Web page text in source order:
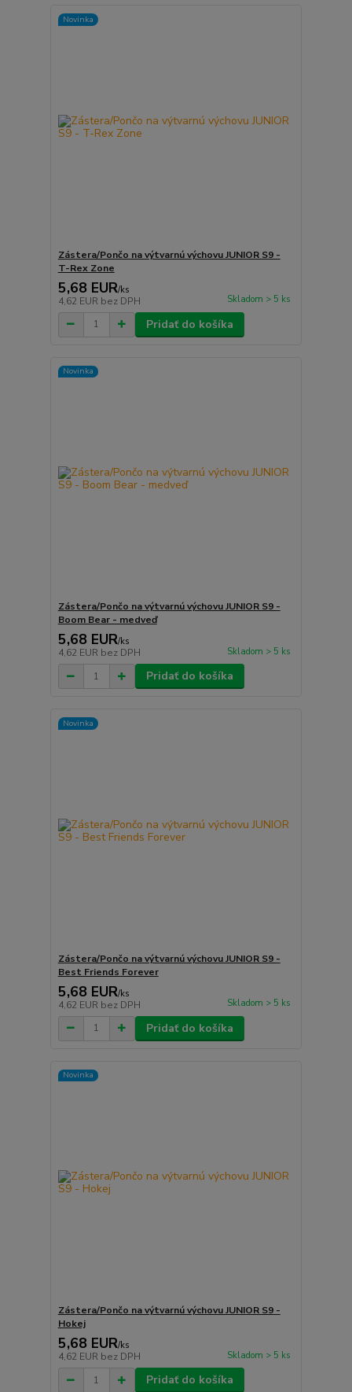
Novinka
Zástera/Pončo na výtvarnú výchovu JUNIOR S9 -
T-Rex Zone
5,68 EUR/ks
4,62 EUR bez DPH Skladom > 5 ks
Pridať do košíka
Novinka
Zástera/Pončo na výtvarnú výchovu JUNIOR S9 -
Boom Bear - medveď
5,68 EUR/ks
4,62 EUR bez DPH Skladom > 5 ks
Pridať do košíka
Novinka
Zástera/Pončo na výtvarnú výchovu JUNIOR S9 -
Best Friends Forever
5,68 EUR/ks
4,62 EUR bez DPH Skladom > 5 ks
Pridať do košíka
Novinka
Zástera/Pončo na výtvarnú výchovu JUNIOR S9 -
Hokej
5,68 EUR/ks
4,62 EUR bez DPH Skladom > 5 ks
Pridať do košíka